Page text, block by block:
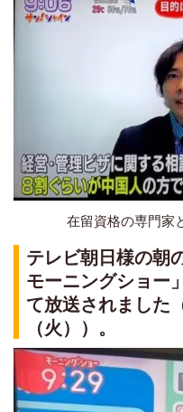
在留資格の専門家
テレビ朝日様の朝
モーニングショー
て放送されました
（火））。